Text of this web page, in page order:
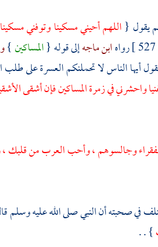
يقول {اللهم أحيني مسكينا وتوفني
رواهابن ماجهإلى قوله {المساكين}
أيها الناس لا تحملنكم العسرة على
واحشرني في زمرة المساكين فإن أشقى
وجالسوهم ، وأحب العرب من قلبك
في صحبته أن النبي صلى الله عليه وسلم
} . .